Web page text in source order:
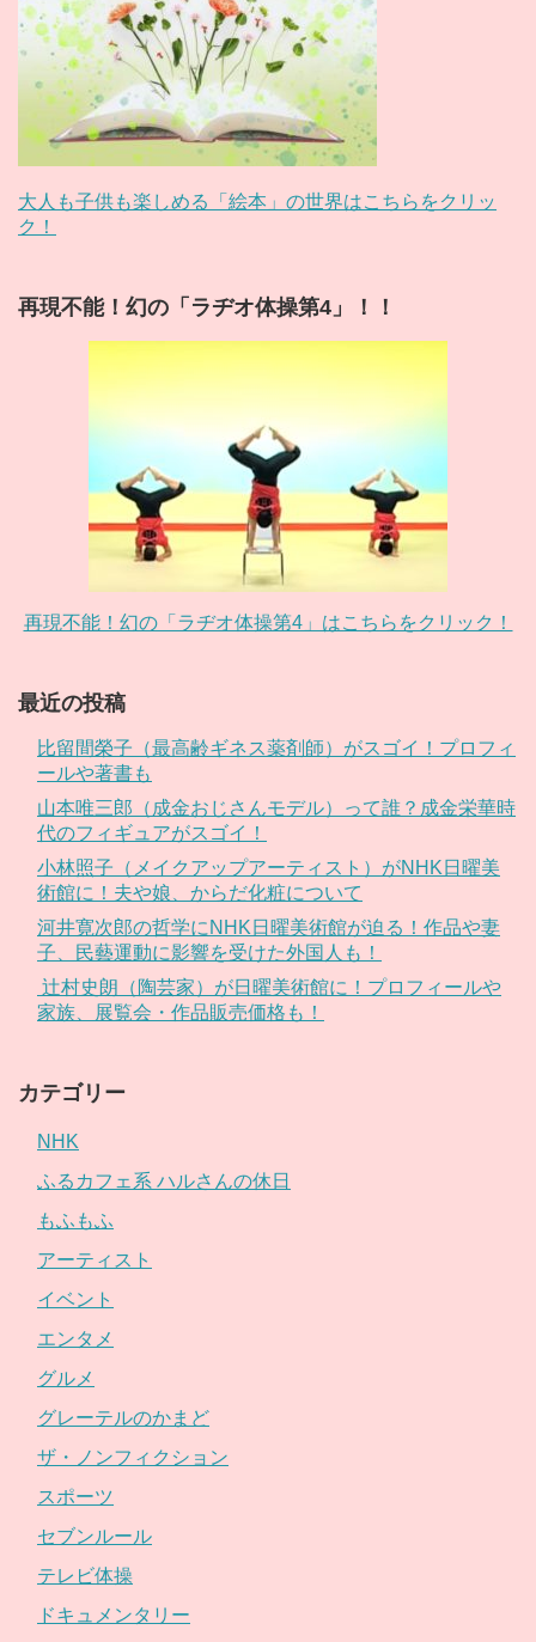
大人も子供も楽しめる「絵本」の世界はこちらをクリッ
ク！
再現不能！幻の「ラヂオ体操第4」！！
再現不能！幻の「ラヂオ体操第4」はこちらをクリック！
最近の投稿
比留間榮子（最高齢ギネス薬剤師）がスゴイ！プロフィ
ールや著書も
山本唯三郎（成金おじさんモデル）って誰？成金栄華時
代のフィギュアがスゴイ！
小林照子（メイクアップアーティスト）がNHK日曜美
術館に！夫や娘、からだ化粧について
河井寛次郎の哲学にNHK日曜美術館が迫る！作品や妻
子、民藝運動に影響を受けた外国人も！
辻村史朗（陶芸家）が日曜美術館に！プロフィールや
家族、展覧会・作品販売価格も！
カテゴリー
NHK
ふるカフェ系 ハルさんの休日
もふもふ
アーティスト
イベント
エンタメ
グルメ
グレーテルのかまど
ザ・ノンフィクション
スポーツ
セブンルール
テレビ体操
ドキュメンタリー